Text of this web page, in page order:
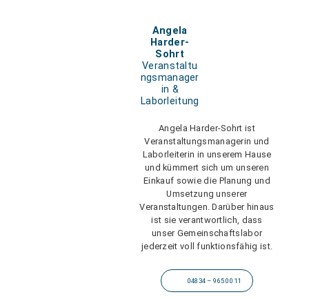
Angela
Harder-
Sohrt
Veranstaltu
ngsmanager
in &
Laborleitung
Angela Harder-Sohrt ist
Veranstaltungsmanagerin und
Laborleiterin in unserem Hause
und kümmert sich um unseren
Einkauf sowie die Planung und
Umsetzung unserer
Veranstaltungen. Darüber hinaus
ist sie verantwortlich, dass
unser Gemeinschaftslabor
jederzeit voll funktionsfähig ist.
04834 – 965 00 11